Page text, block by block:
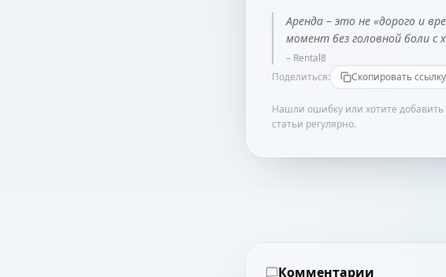
Аренда – это не «дорого и
момент без головной боли с
– Rental8
Поделиться:
Скопировать ссылку
Нашли ошибку или хотите
статьи регулярно.
Комментарии